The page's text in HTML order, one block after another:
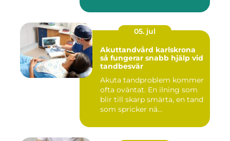
05. jul
Akuttandvård karlskrona
så fungerar snabb hjälp vid
tandbesvär
Akuta tandproblem kommer
ofta oväntat. En ilning som
blir till skarp smärta, en tand
som spricker nä...